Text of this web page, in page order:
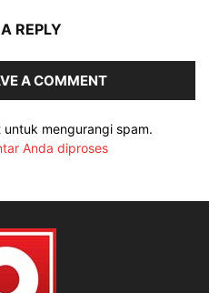
REPLY
A COMMENT
mengurangi spam.
Anda diproses